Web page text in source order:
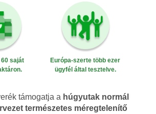
saját
Európa-szerte több ezer
ügyfél által tesztelve.
támogatja a húgyutak normál
természetes méregtelenítő